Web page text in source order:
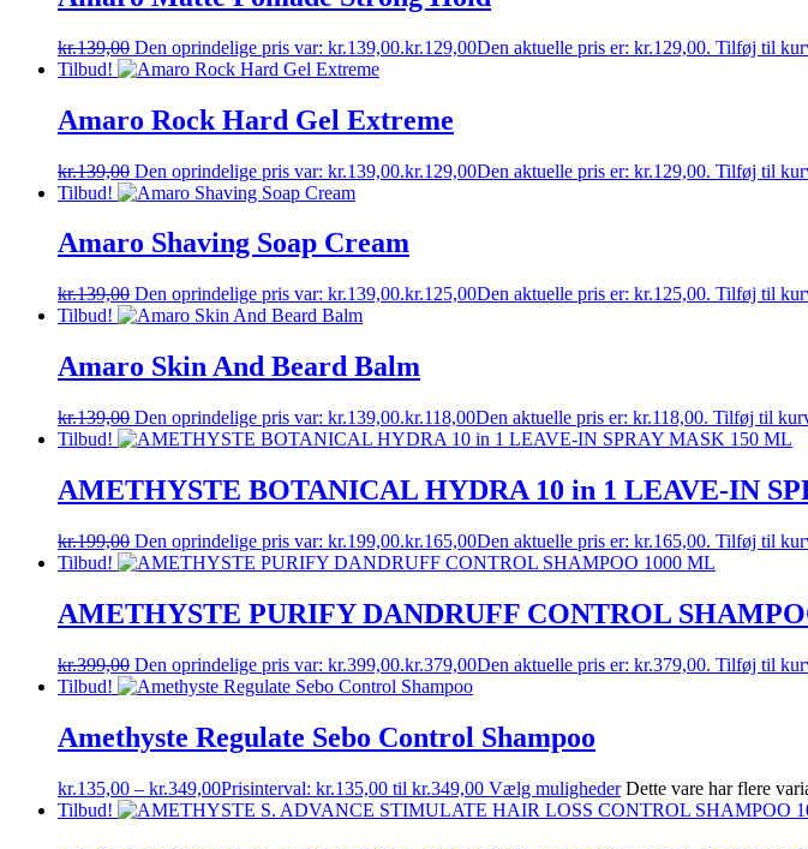
kr.139,00 Den oprindelige pris var: kr.139,00.kr.129,00Den aktuelle pris er: kr.129,00. Tilføj til
Tilbud!
Amaro Rock Hard Gel Extreme
kr.139,00 Den oprindelige pris var: kr.139,00.kr.129,00Den aktuelle pris er: kr.129,00. Tilføj til
Tilbud!
Amaro Shaving Soap Cream
kr.139,00 Den oprindelige pris var: kr.139,00.kr.125,00Den aktuelle pris er: kr.125,00. Tilføj til
Tilbud!
Amaro Skin And Beard Balm
kr.139,00 Den oprindelige pris var: kr.139,00.kr.118,00Den aktuelle pris er: kr.118,00. Tilføj til
Tilbud!
AMETHYSTE BOTANICAL HYDRA 10 in 1 LEAVE-IN
kr.199,00 Den oprindelige pris var: kr.199,00.kr.165,00Den aktuelle pris er: kr.165,00. Tilføj til
Tilbud!
AMETHYSTE PURIFY DANDRUFF CONTROL
kr.399,00 Den oprindelige pris var: kr.399,00.kr.379,00Den aktuelle pris er: kr.379,00. Tilføj til
Tilbud!
Amethyste Regulate Sebo Control Shampoo
kr.135,00 – kr.349,00Prisinterval: kr.135,00 til kr.349,00 Vælg muligheder Dette vare har flere
Tilbud!